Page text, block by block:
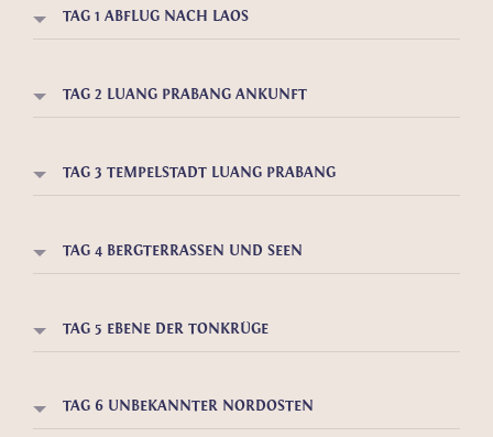
TAG 1 ABFLUG NACH LAOS
TAG 2 LUANG PRABANG ANKUNFT
TAG 3 TEMPELSTADT LUANG PRABANG
TAG 4 BERGTERRASSEN UND SEEN
TAG 5 EBENE DER TONKRÜGE
TAG 6 UNBEKANNTER NORDOSTEN